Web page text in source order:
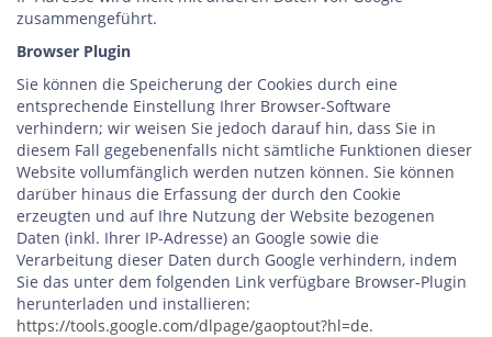
zusammengeführt.
Browser Plugin
Sie können die Speicherung der Cookies durch eine
entsprechende Einstellung Ihrer Browser-Software
verhindern; wir weisen Sie jedoch darauf hin, dass Sie in
diesem Fall gegebenenfalls nicht sämtliche Funktionen dieser
Website vollumfänglich werden nutzen können. Sie können
darüber hinaus die Erfassung der durch den Cookie
erzeugten und auf Ihre Nutzung der Website bezogenen
Daten (inkl. Ihrer IP-Adresse) an Google sowie die
Verarbeitung dieser Daten durch Google verhindern, indem
Sie das unter dem folgenden Link verfügbare Browser-Plugin
herunterladen und installieren:
https://tools.google.com/dlpage/gaoptout?hl=de.